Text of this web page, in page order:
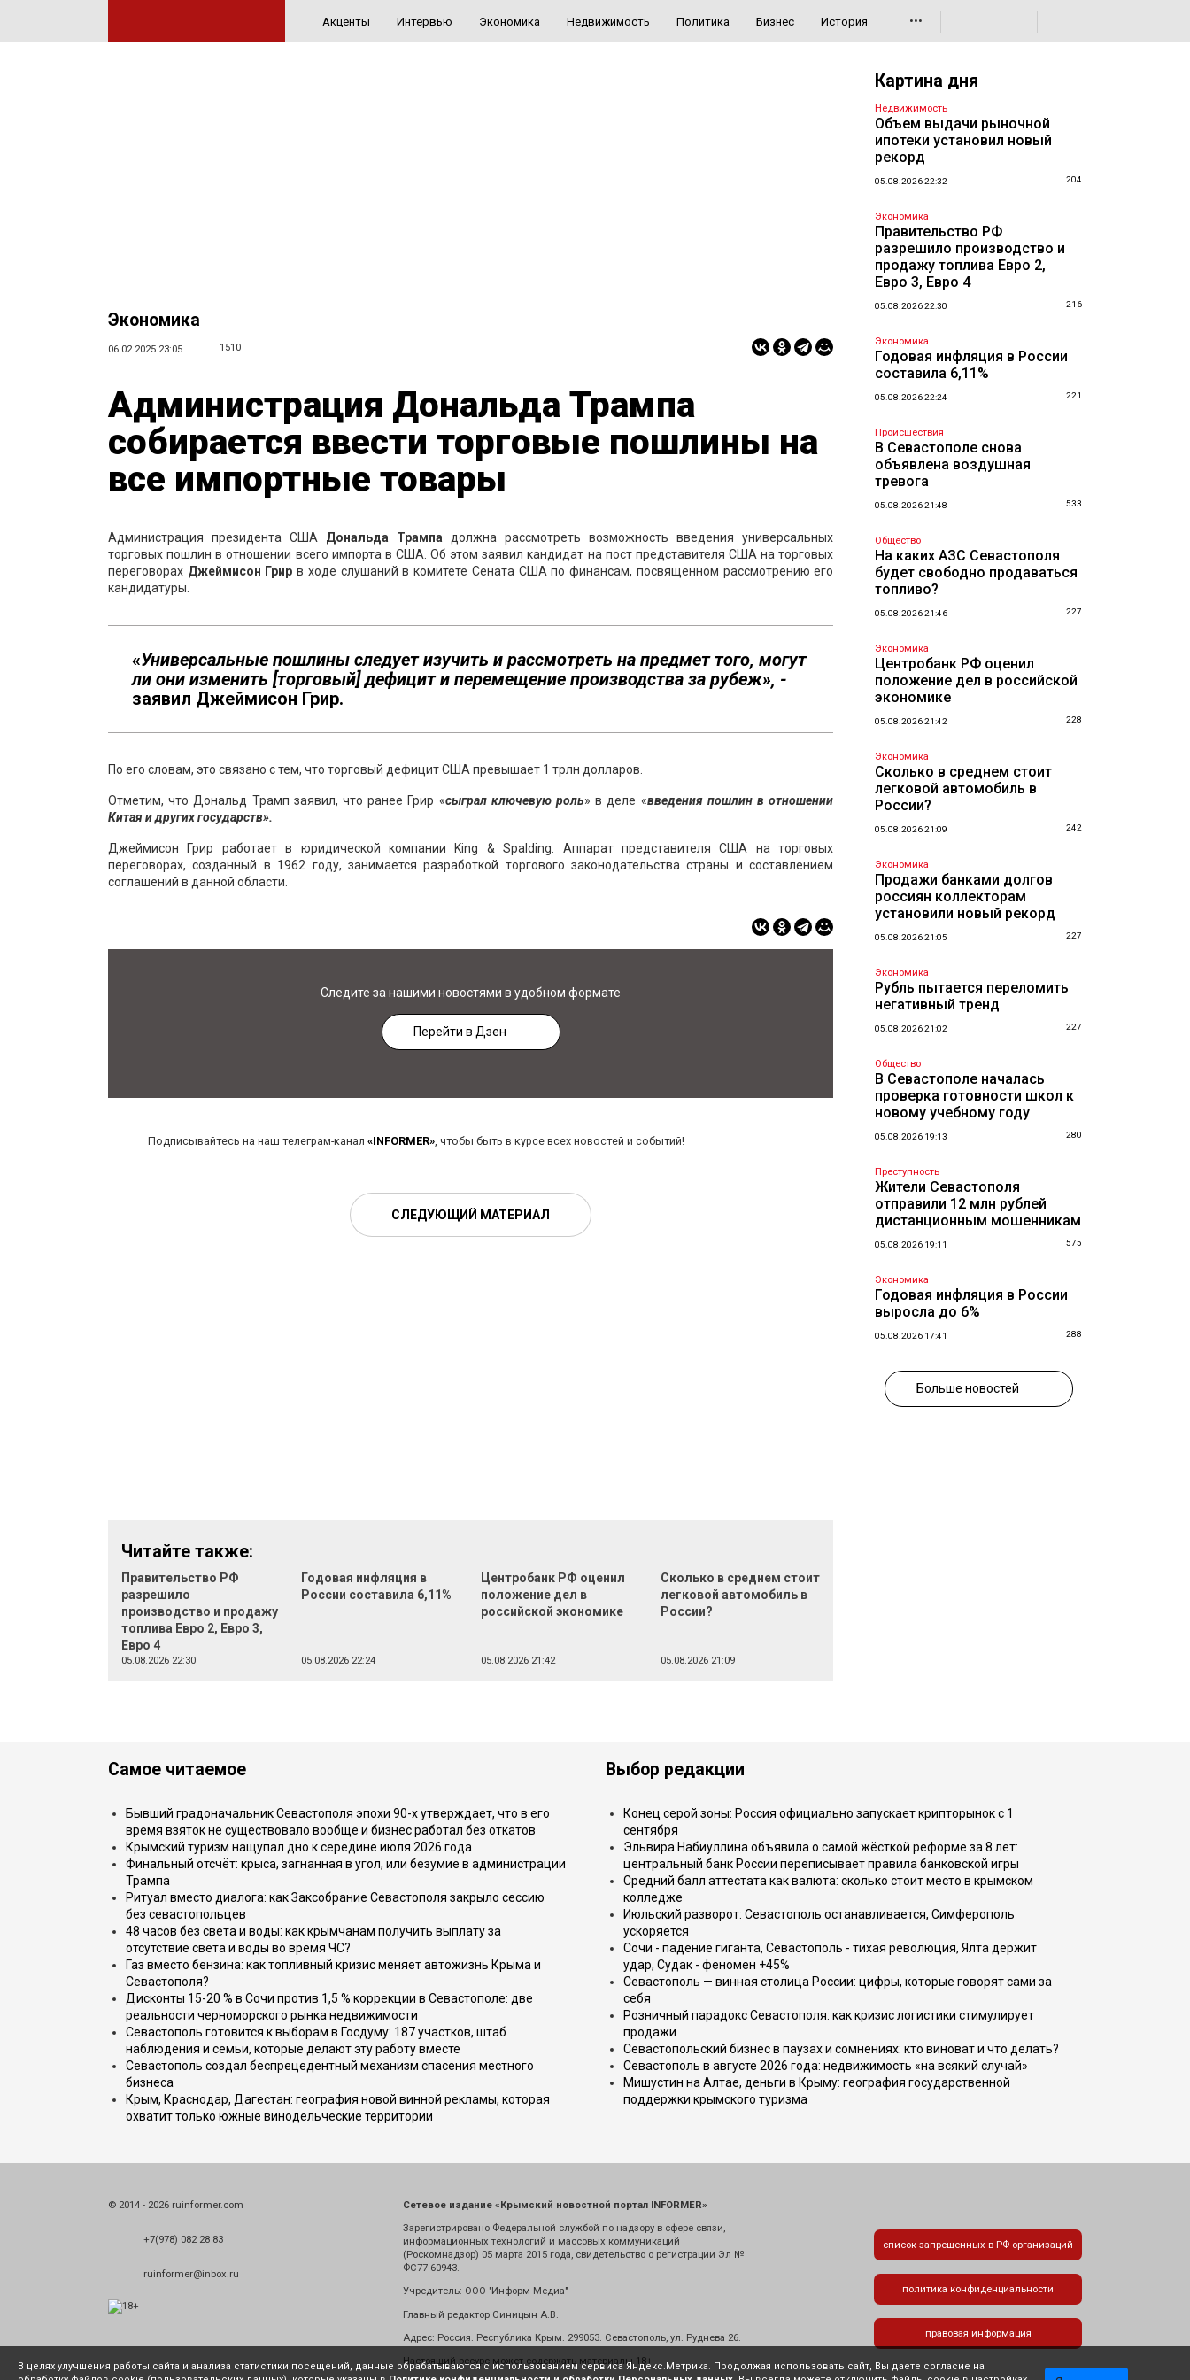
Акценты Интервью Экономика Недвижимость Политика Бизнес История •••
Экономика
06.02.2025 23:05 1510
Администрация Дональда Трампа
собирается ввести торговые пошлины на
все импортные товары
Администрация президента США Дональда Трампа должна рассмотреть возможность введения универсальных
торговых пошлин в отношении всего импорта в США. Об этом заявил кандидат на пост представителя США на торговых
переговорах Джеймисон Грирв ходе слушаний в комитете Сената США по финансам, посвященном рассмотрению его
кандидатуры.
«Универсальные пошлины следует изучить и рассмотреть на предмет того, могут
ли они изменить [торговый] дефицит и перемещение производства за рубеж», -
заявил Джеймисон Грир.
По его словам, это связано с тем, что торговый дефицит США превышает 1 трлн долларов.
Отметим, что Дональд Трамп заявил, что ранее Грир «сыграл ключевую роль» в деле «введения пошлин в отношении
Китая и других государств».
Джеймисон Грир работает в юридической компании King & Spalding. Аппарат представителя США на торговых
переговорах, созданный в 1962 году, занимается разработкой торгового законодательства страны и составлением
соглашений в данной области.
Следите за нашими новостями в удобном формате
Перейти в Дзен
Подписывайтесь на наш телеграм-канал «INFORMER», чтобы быть в курсе всех новостей и событий!
СЛЕДУЮЩИЙ МАТЕРИАЛ
Читайте также:
Правительство РФ
разрешило
производство и продажу
топлива Евро 2, Евро 3,
Евро 4
05.08.2026 22:30
Годовая инфляция в
России составила 6,11%
05.08.2026 22:24
Центробанк РФ оценил
положение дел в
российской экономике
05.08.2026 21:42
Сколько в среднем стоит
легковой автомобиль в
России?
05.08.2026 21:09
Картина дня
Недвижимость
Объем выдачи рыночной
ипотеки установил новый
рекорд
05.08.2026 22:32 204
Экономика
Правительство РФ
разрешило производство и
продажу топлива Евро 2,
Евро 3, Евро 4
05.08.2026 22:30 216
Экономика
Годовая инфляция в России
составила 6,11%
05.08.2026 22:24 221
Происшествия
В Севастополе снова
объявлена воздушная
тревога
05.08.2026 21:48 533
Общество
На каких АЗС Севастополя
будет свободно продаваться
топливо?
05.08.2026 21:46 227
Экономика
Центробанк РФ оценил
положение дел в российской
экономике
05.08.2026 21:42 228
Экономика
Сколько в среднем стоит
легковой автомобиль в
России?
05.08.2026 21:09 242
Экономика
Продажи банками долгов
россиян коллекторам
установили новый рекорд
05.08.2026 21:05 227
Экономика
Рубль пытается переломить
негативный тренд
05.08.2026 21:02 227
Общество
В Севастополе началась
проверка готовности школ к
новому учебному году
05.08.2026 19:13 280
Преступность
Жители Севастополя
отправили 12 млн рублей
дистанционным мошенникам
05.08.2026 19:11 575
Экономика
Годовая инфляция в России
выросла до 6%
05.08.2026 17:41 288
Больше новостей
Самое читаемое
Бывший градоначальник Севастополя эпохи 90-х утверждает, что в его
время взяток не существовало вообще и бизнес работал без откатов
Крымский туризм нащупал дно к середине июля 2026 года
Финальный отсчёт: крыса, загнанная в угол, или безумие в администрации
Трампа
Ритуал вместо диалога: как Заксобрание Севастополя закрыло сессию
без севастопольцев
48 часов без света и воды: как крымчанам получить выплату за
отсутствие света и воды во время ЧС?
Газ вместо бензина: как топливный кризис меняет автожизнь Крыма и
Севастополя?
Дисконты 15-20 % в Сочи против 1,5 % коррекции в Севастополе: две
реальности черноморского рынка недвижимости
Севастополь готовится к выборам в Госдуму: 187 участков, штаб
наблюдения и семьи, которые делают эту работу вместе
Севастополь создал беспрецедентный механизм спасения местного
бизнеса
Крым, Краснодар, Дагестан: география новой винной рекламы, которая
охватит только южные винодельческие территории
Выбор редакции
Конец серой зоны: Россия официально запускает крипторынок с 1
сентября
Эльвира Набиуллина объявила о самой жёсткой реформе за 8 лет:
центральный банк России переписывает правила банковской игры
Средний балл аттестата как валюта: сколько стоит место в крымском
колледже
Июльский разворот: Севастополь останавливается, Симферополь
ускоряется
Сочи - падение гиганта, Севастополь - тихая революция, Ялта держит
удар, Судак - феномен +45%
Севастополь — винная столица России: цифры, которые говорят сами за
себя
Розничный парадокс Севастополя: как кризис логистики стимулирует
продажи
Севастопольский бизнес в паузах и сомнениях: кто виноват и что делать?
Севастополь в августе 2026 года: недвижимость «на всякий случай»
Мишустин на Алтае, деньги в Крыму: география государственной
поддержки крымского туризма
© 2014 - 2026 ruinformer.com
+7(978) 082 28 83
ruinformer@inbox.ru
Сетевое издание «Крымский новостной портал INFORMER»
Зарегистрировано Федеральной службой по надзору в сфере связи,
информационных технологий и массовых коммуникаций
(Роскомнадзор) 05 марта 2015 года, свидетельство о регистрации Эл №
ФС77-60943.
Учредитель: ООО "Информ Медиа"
Главный редактор Синицын А.В.
Адрес: Россия. Республика Крым. 299053. Севастополь, ул. Руднева 26.
Настоящий ресурс может содержать материалы 18+
список запрещенных в РФ организаций
политика конфиденциальности
правовая информация
В целях улучшения работы сайта и анализа статистики посещений, данные обрабатываются с использованием сервиса Яндекс.Метрика. Продолжая использовать сайт, Вы даете согласие на